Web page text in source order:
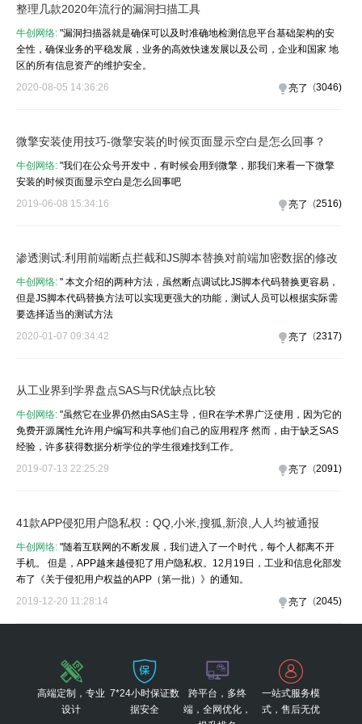
整理几款2020年流行的漏洞扫描工具
牛创网络: "漏洞扫描器就是确​​保可以及时准确地检测信息平台基础架构的安
全性，确保业务的平稳发展，业务的高效快速发展以及公司，企业和国家 地
区的所有信息资产的维护安全。
2020-08-05 14:36:26
)
3046
(
亮了
微擎安装使用技巧-微擎安装的时候页面显示空白是怎么回事？
牛创网络: "我们在公众号开发中，有时候会用到微擎，那我们来看一下微擎
安装的时候页面显示空白是怎么回事吧
2019-06-08 15:34:16
)
2516
(
亮了
渗透测试:利用前端断点拦截和JS脚本替换对前端加密数据的修改
牛创网络: " 本文介绍的两种方法，虽然断点调试比JS脚本代码替换更容易，
但是JS脚本代码替换方法可以实现更强大的功能，测试人员可以根据实际需
要选择适当的测试方法
2020-01-07 09:34:42
)
2317
(
亮了
从工业界到学界盘点SAS与R优缺点比较
牛创网络: "虽然它在业界仍然由SAS主导，但R在学术界广泛使用，因为它的
免费开源属性允许用户编写和共享他们自己的应用程序 然而，由于缺乏SAS
经验，许多获得数据分析学位的学生很难找到工作。
2019-07-13 22:25:29
)
2091
(
亮了
41款APP侵犯用户隐私权：QQ,小米,搜狐,新浪,人人均被通报
牛创网络: "随着互联网的不断发展，我们进入了一个时代，每个人都离不开
手机。 但是，APP越来越侵犯了用户隐私权。12月19日，工业和信息化部发
布了《关于侵犯用户权益的APP（第一批）》的通知。
2019-12-20 11:28:14
)
2045
(
亮了
高端定制，专业
设计
7*24小时保证数
据安全
跨平台，多终
端，全网优化，
一站式服务模
式，售后无优